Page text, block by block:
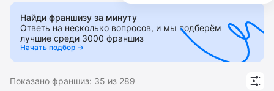
Найди франшизу за минуту
Ответь на несколько вопросов, и мы подберём
лучшие среди 3000 франшиз
Начать подбор →
Показано франшиз: 35 из 289